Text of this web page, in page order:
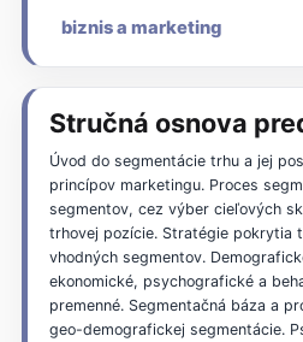
biznis a marketing
Stručná osnova
Úvod do segmentácie trhu a jej
princípov marketingu. Proces
segmentov, cez výber cieľových
trhovej pozície. Stratégie pokrytia
vhodných segmentov.
ekonomické, psychografické a
premenné. Segmentačná báza a
geo-demografickej segmentácie.